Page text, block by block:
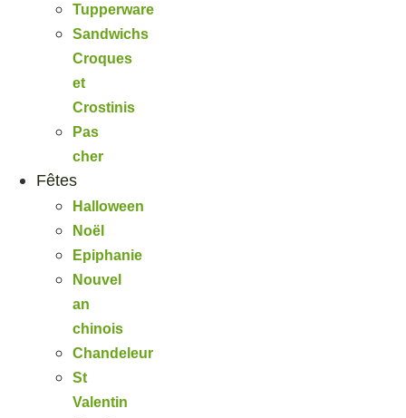
Tupperware
Sandwichs
Croques
et
Crostinis
Pas
cher
Fêtes
Halloween
Noël
Epiphanie
Nouvel
an
chinois
Chandeleur
St
Valentin